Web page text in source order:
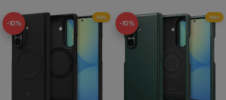
-10%
Neu
-10%
Neu